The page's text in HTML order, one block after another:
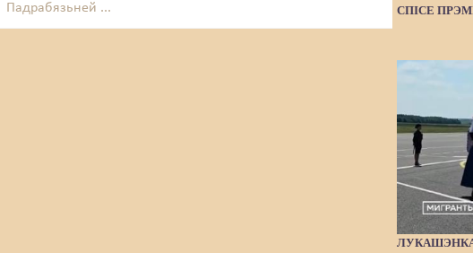
Падрабязьней ...
СПІСЕ